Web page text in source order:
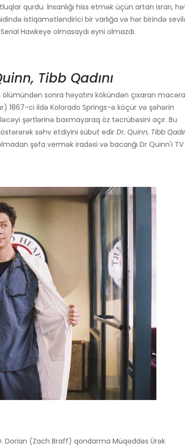
qurdu. İnsanlığı hiss etmək üçün artan israrı,
istiqamətləndirici bir varlığa və hər birində
Hawkeye olmasaydı eyni olmazdı.
Tibb Qadını
sonra həyatını kökündən çıxaran
1867-ci ildə Kolorado Springs-ə köçür və şəhərin
şərtlərinə baxmayaraq öz təcrübəsini açır. Bu
səhv etdiyini sübut edir Dr. Quinn, Tibb
şəfa vermək iradəsi və bacarığı Dr Quinn'i
Dorian (Zach Braff) qondarma Müqəddəs Ürək